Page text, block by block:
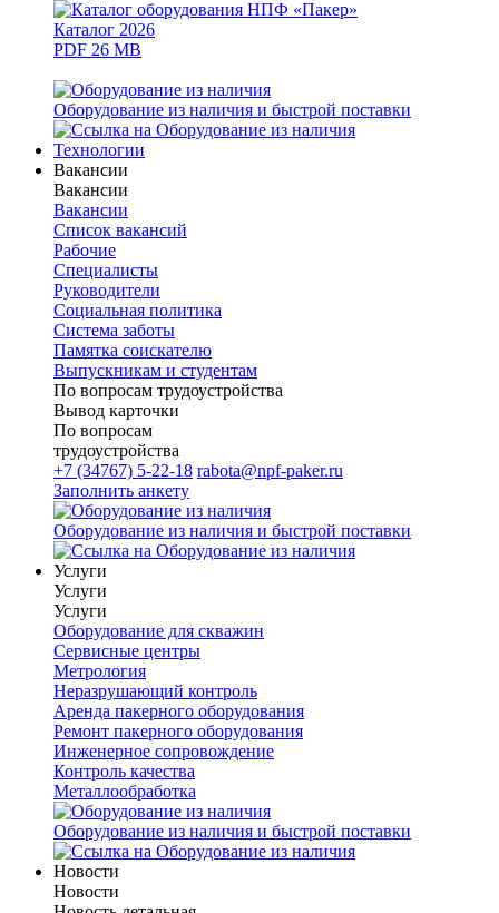
Каталог 2026
PDF 26 MB
Оборудование из наличия и быстрой поставки
Технологии
Вакансии
Вакансии
Вакансии
Список вакансий
Рабочие
Специалисты
Руководители
Cоциальная политика
Система заботы
Памятка соискателю
Выпускникам и студентам
По вопросам трудоустройства
Вывод карточки
По вопросам
трудоустройства
+7 (34767) 5-22-18 rabota@npf-paker.ru
Заполнить анкету
Оборудование из наличия и быстрой поставки
Услуги
Услуги
Услуги
Оборудование для скважин
Сервисные центры
Метрология
Неразрушающий контроль
Аренда пакерного оборудования
Ремонт пакерного оборудования
Инженерное сопровождение
Контроль качества
Металлообработка
Оборудование из наличия и быстрой поставки
Новости
Новости